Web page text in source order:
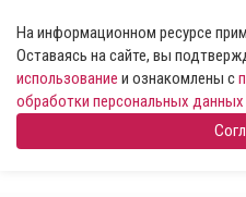
На информационном ресурсе
Оставаясь на сайте, вы
использование и ознакомлены с
обработки персональных данных